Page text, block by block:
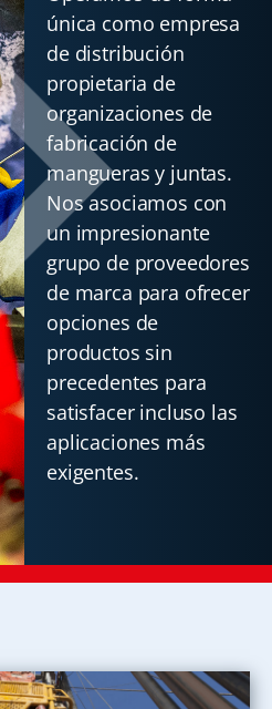
única como empresa
de distribución
propietaria de
organizaciones de
fabricación de
mangueras y juntas.
Nos asociamos con
un impresionante
grupo de proveedores
de marca para ofrecer
opciones de
productos sin
precedentes para
satisfacer incluso las
aplicaciones más
exigentes.